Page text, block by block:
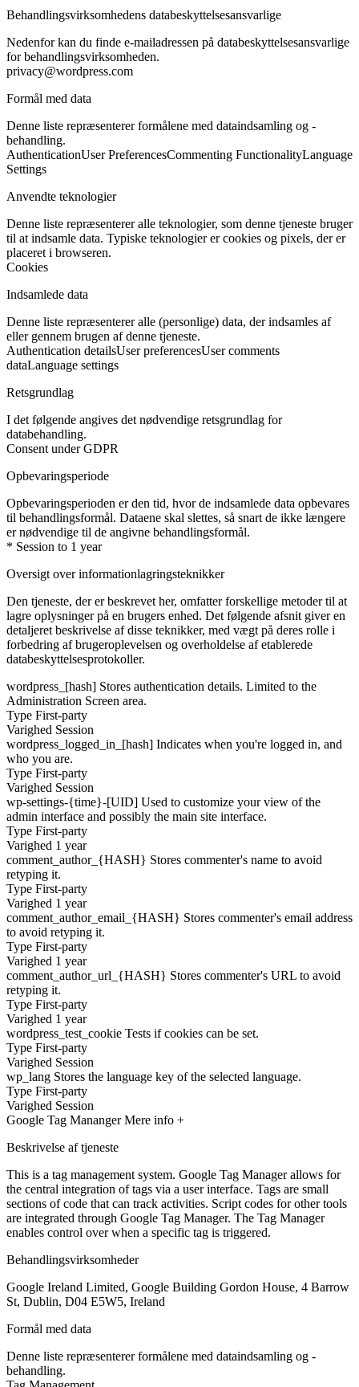
Behandlingsvirksomhedens databeskyttelsesansvarlige
Nedenfor kan du finde e-mailadressen på databeskyttelsesansvarlige
for behandlingsvirksomheden.
privacy@wordpress.com
Formål med data
Denne liste repræsenterer formålene med dataindsamling og -
behandling.
AuthenticationUser PreferencesCommenting FunctionalityLanguage
Settings
Anvendte teknologier
Denne liste repræsenterer alle teknologier, som denne tjeneste bruger
til at indsamle data. Typiske teknologier er cookies og pixels, der er
placeret i browseren.
Cookies
Indsamlede data
Denne liste repræsenterer alle (personlige) data, der indsamles af
eller gennem brugen af denne tjeneste.
Authentication detailsUser preferencesUser comments
dataLanguage settings
Retsgrundlag
I det følgende angives det nødvendige retsgrundlag for
databehandling.
Consent under GDPR
Opbevaringsperiode
Opbevaringsperioden er den tid, hvor de indsamlede data opbevares
til behandlingsformål. Dataene skal slettes, så snart de ikke længere
er nødvendige til de angivne behandlingsformål.
* Session to 1 year
Oversigt over informationlagringsteknikker
Den tjeneste, der er beskrevet her, omfatter forskellige metoder til at
lagre oplysninger på en brugers enhed. Det følgende afsnit giver en
detaljeret beskrivelse af disse teknikker, med vægt på deres rolle i
forbedring af brugeroplevelsen og overholdelse af etablerede
databeskyttelsesprotokoller.
wordpress_[hash] Stores authentication details. Limited to the
Administration Screen area.
Type First-party
Varighed Session
wordpress_logged_in_[hash] Indicates when you're logged in, and
who you are.
Type First-party
Varighed Session
wp-settings-{time}-[UID] Used to customize your view of the
admin interface and possibly the main site interface.
Type First-party
Varighed 1 year
comment_author_{HASH} Stores commenter's name to avoid
retyping it.
Type First-party
Varighed 1 year
comment_author_email_{HASH} Stores commenter's email address
to avoid retyping it.
Type First-party
Varighed 1 year
comment_author_url_{HASH} Stores commenter's URL to avoid
retyping it.
Type First-party
Varighed 1 year
wordpress_test_cookie Tests if cookies can be set.
Type First-party
Varighed Session
wp_lang Stores the language key of the selected language.
Type First-party
Varighed Session
Google Tag ManangerMere info +
Beskrivelse af tjeneste
This is a tag management system. Google Tag Manager allows for
the central integration of tags via a user interface. Tags are small
sections of code that can track activities. Script codes for other tools
are integrated through Google Tag Manager. The Tag Manager
enables control over when a specific tag is triggered.
Behandlingsvirksomheder
Google Ireland Limited, Google Building Gordon House, 4 Barrow
St, Dublin, D04 E5W5, Ireland
Formål med data
Denne liste repræsenterer formålene med dataindsamling og -
behandling.